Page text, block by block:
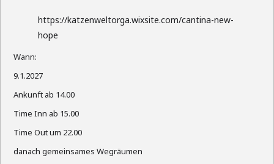
https://katzenweltorga.wixsite.com/cantina-new-
hope
Wann:
9.1.2027
Ankunft ab 14.00
Time Inn ab 15.00
Time Out um 22.00
danach gemeinsames Wegräumen